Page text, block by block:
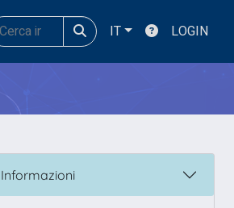
IT LOGIN
Informazioni